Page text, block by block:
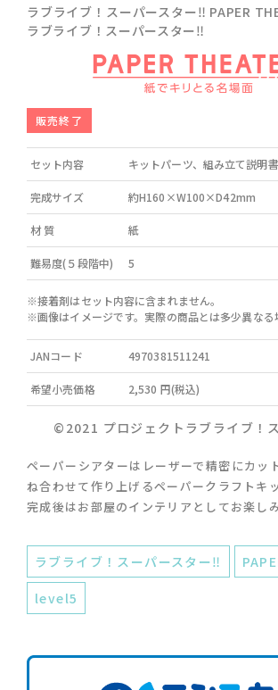
ラブライブ！スーパースター‼︎ PAPER
ラブライブ！スーパースター‼︎
販売終了
セット内容 キットパーツ、組み立て説明書
完成サイズ 約H160×W100×D42mm
材 質 紙
難易度(５段階中) 5
※接着剤はセット内容に含まれません。
※画像はイメージです。実際の商品とは多少異なる
JANコード 4970381511241
希望小売価格 2,530 円(税込)
©2021 プロジェクトラブライブ！
ペーパーシアターはレーザーで精密にカッ
ね合わせて作り上げるペーパークラフトキッ
完成後はお部屋のインテリアとしてお楽し
ラブライブ！スーパースター‼︎
level5